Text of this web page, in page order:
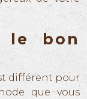
le bon
différent pour
que vous